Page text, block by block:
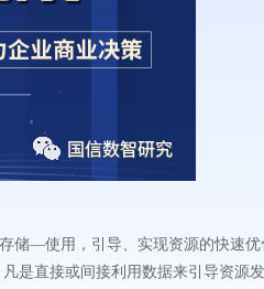
—使用，引导、实现资源的快速优
是直接或间接利用数据来引导资源